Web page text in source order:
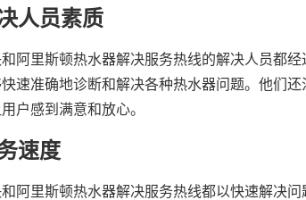
人员素质
阿里斯顿热水器解决服务热线的解决人员都
速准确地诊断和解决各种热水器问题。他们
户感到满意和放心。
速度
阿里斯顿热水器解决服务热线都以快速解决